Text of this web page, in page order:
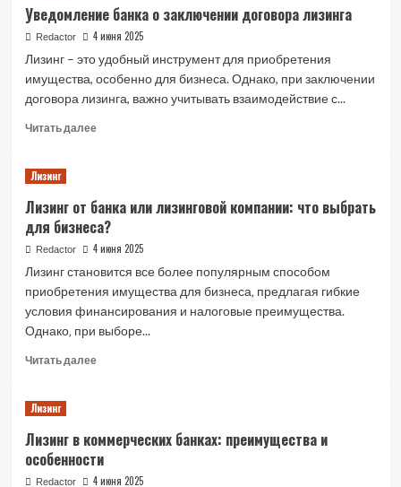
Уведомление банка о заключении договора лизинга
Redactor 4 июня 2025
Лизинг – это удобный инструмент для приобретения
имущества, особенно для бизнеса. Однако, при заключении
договора лизинга, важно учитывать взаимодействие с...
Читать далееRead
о
заключении
договора
Лизинг
Лизинг от банка или лизинговой компании: что выбрать
для бизнеса?
Redactor 4 июня 2025
Лизинг становится все более популярным способом
приобретения имущества для бизнеса‚ предлагая гибкие
условия финансирования и налоговые преимущества.
Однако‚ при выборе...
Читать далееRead
банка
или
лизинговой
Лизинг
Лизинг в коммерческих банках: преимущества и
особенности
Redactor 4 июня 2025